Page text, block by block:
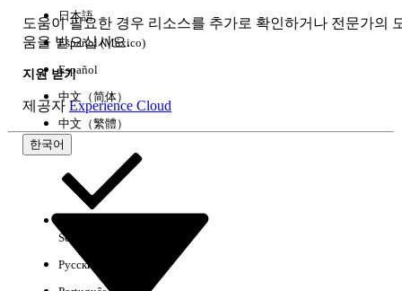
도움이 필요한 경우 리소스를 추가로 확인하거나 전문가의
움을 받으십시오.
지원 받기
제공자 Experience Cloud
한국어
日本語
Español (México)
Español
中文（简体）
中文（繁體）
Select Org
Русский